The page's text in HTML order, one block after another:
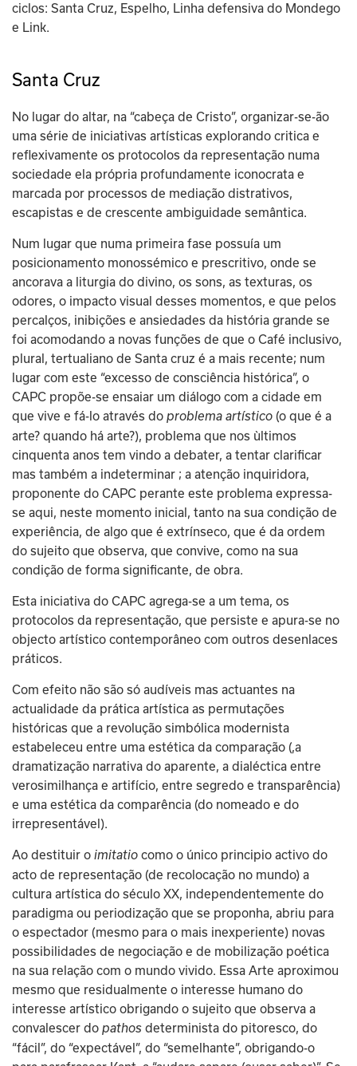
ciclos: Santa Cruz, Espelho, Linha defensiva do Mondego
e Link.
Santa Cruz
No lugar do altar, na “cabeça de Cristo”, organizar-se-ão
uma série de iniciativas artísticas explorando critica e
reflexivamente os protocolos da representação numa
sociedade ela própria profundamente iconocrata e
marcada por processos de mediação distrativos,
escapistas e de crescente ambiguidade semântica.
Num lugar que numa primeira fase possuía um
posicionamento monossémico e prescritivo, onde se
ancorava a liturgia do divino, os sons, as texturas, os
odores, o impacto visual desses momentos, e que pelos
percalços, inibições e ansiedades da história grande se
foi acomodando a novas funções de que o Café inclusivo,
plural, tertualiano de Santa cruz é a mais recente; num
lugar com este “excesso de consciência histórica”, o
CAPC propõe-se ensaiar um diálogo com a cidade em
que vive e fá-lo através do problema artístico (o que é a
arte? quando há arte?), problema que nos ùltimos
cinquenta anos tem vindo a debater, a tentar clarificar
mas também a indeterminar ; a atenção inquiridora,
proponente do CAPC perante este problema expressa-
se aqui, neste momento inicial, tanto na sua condição de
experiência, de algo que é extrínseco, que é da ordem
do sujeito que observa, que convive, como na sua
condição de forma significante, de obra.
Esta iniciativa do CAPC agrega-se a um tema, os
protocolos da representação, que persiste e apura-se no
objecto artístico contemporâneo com outros desenlaces
práticos.
Com efeito não são só audíveis mas actuantes na
actualidade da prática artística as permutações
históricas que a revolução simbólica modernista
estabeleceu entre uma estética da comparação (,a
dramatização narrativa do aparente, a dialéctica entre
verosimilhança e artifício, entre segredo e transparência)
e uma estética da comparência (do nomeado e do
irrepresentável).
Ao destituir o imitatio como o único principio activo do
acto de representação (de recolocação no mundo) a
cultura artística do século XX, independentemente do
paradigma ou periodização que se proponha, abriu para
o espectador (mesmo para o mais inexperiente) novas
possibilidades de negociação e de mobilização poética
na sua relação com o mundo vivido. Essa Arte aproximou
mesmo que residualmente o interesse humano do
interesse artístico obrigando o sujeito que observa a
convalescer do pathos determinista do pitoresco, do
“fácil”, do “expectável”, do “semelhante”, obrigando-o